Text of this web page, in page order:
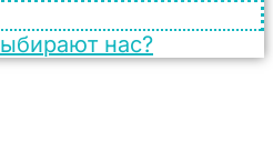
нас?